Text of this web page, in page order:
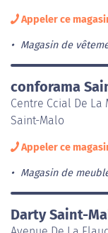
Appeler ce
Magasin de
conforama
Centre Ccial De La
Saint-Malo
Appeler ce
Magasin de
Darty Saint-